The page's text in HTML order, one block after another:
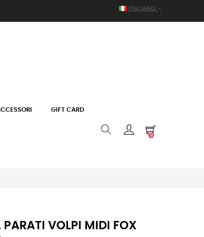
ITALIANO
GIFT CARD
0
VOLPI MIDI FOX